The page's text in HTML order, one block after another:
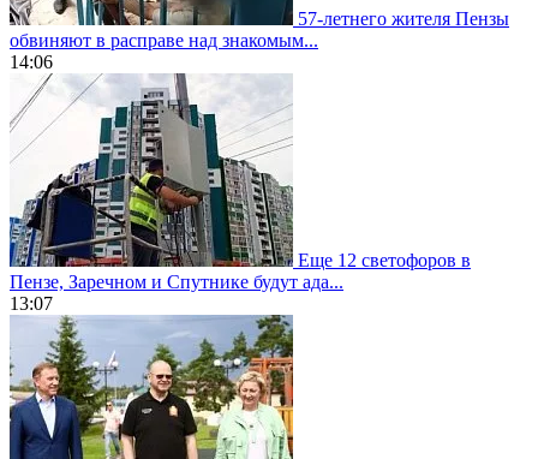
57-летнего жителя Пензы
обвиняют в расправе над знакомым...
14:06
Еще 12 светофоров в
Пензе, Заречном и Спутнике будут ада...
13:07